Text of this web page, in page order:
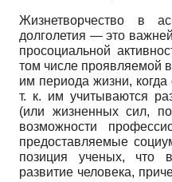
Жизнетворчество в
долголетия — это
просоциальной
том числе проявляемой
им периода жизни, когда
т. к. им учитываются
(или жизненных сил,
возможности
предоставляемые
позиция ученых, что
развитие человека,